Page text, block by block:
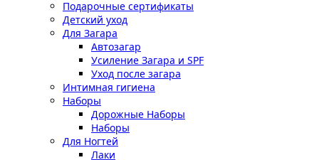
Подарочные сертификаты
Детский уход
Для Загара
Автозагар
Усиление Загара и SPF
Уход после загара
Интимная гигиена
Наборы
Дорожные Наборы
Наборы
Для Ногтей
Лаки